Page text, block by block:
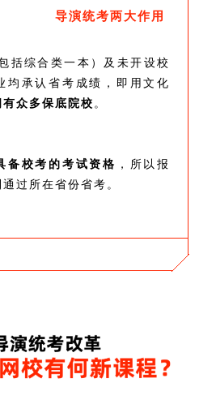
导演统考两大作用
括综合类一本）及未开设校
均承认省考成绩，即用文化
有众多保底院校 。
备校考的考试资格 ，所以报
过所在省份省考。